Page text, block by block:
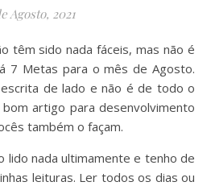
Agosto, 2021
7 Metas para o mês de Agosto.
de lado e não é de todo o
artigo para desenvolvimento
também o façam.
lido nada ultimamente e tenho de
leituras. Ler todos os dias ou